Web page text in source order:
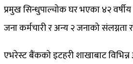
प्रमुख सिन्धुपाल्चोक घर भएका ४२
जना कर्मचारी र अन्य २ जनाको संलग्नता
एभरेस्ट बैंकको इटहरी शाखाबाट